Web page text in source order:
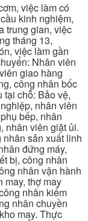
việc làm có
kinh nghiệm,
trung gian, việc
tháng 13,
việc làm gần
Nhân viên
giao hàng
công nhân bốc
tại chỗ: Bảo vệ,
nhân viên
bếp, nhân
nhân viên giặt ủi.
sản xuất linh
đứng máy,
bị, công nhân
nhân vận hành
may, thợ may
nhân kiểm
nhân chuyền
may. Thực